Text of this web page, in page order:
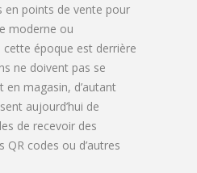
en points de vente pour
moderne ou
époque est derrière
ne doivent pas se
magasin, d’autant
aujourd’hui de
de recevoir des
codes ou d’autres